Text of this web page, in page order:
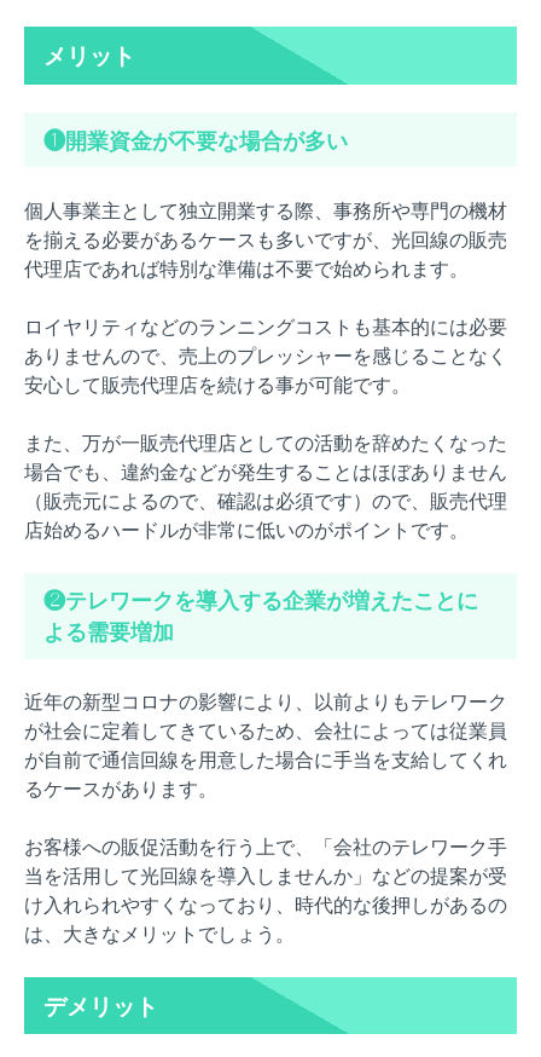
メリット
❶開業資金が不要な場合が多い
個人事業主として独立開業する際、事務所や専門の機材
を揃える必要があるケースも多いですが、光回線の販売
代理店であれば特別な準備は不要で始められます。
ロイヤリティなどのランニングコストも基本的には必要
ありませんので、売上のプレッシャーを感じることなく
安心して販売代理店を続ける事が可能です。
また、万が一販売代理店としての活動を辞めたくなった
場合でも、違約金などが発生することはほぼありません
（販売元によるので、確認は必須です）ので、販売代理
店始めるハードルが非常に低いのがポイントです。
❷テレワークを導入する企業が増えたことに
よる需要増加
近年の新型コロナの影響により、以前よりもテレワーク
が社会に定着してきているため、会社によっては従業員
が自前で通信回線を用意した場合に手当を支給してくれ
るケースがあります。
お客様への販促活動を行う上で、「会社のテレワーク手
当を活用して光回線を導入しませんか」などの提案が受
け入れられやすくなっており、時代的な後押しがあるの
は、大きなメリットでしょう。
デメリット